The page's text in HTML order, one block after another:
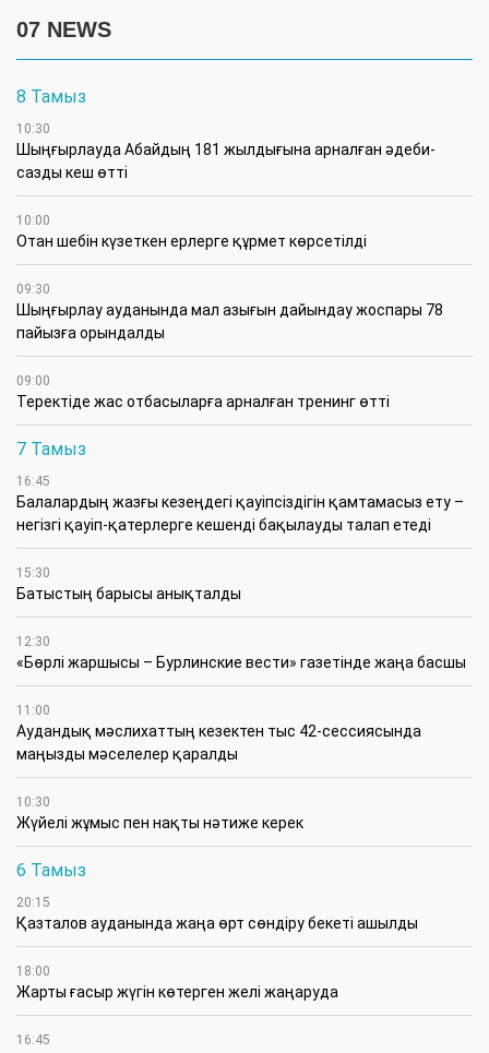
07 NEWS
8 Тамыз
10:30
Шыңғырлауда Абайдың 181 жылдығына арналған әдеби-
сазды кеш өтті
10:00
Отан шебін күзеткен ерлерге құрмет көрсетілді
09:30
​Шыңғырлау ауданында мал азығын дайындау жоспары 78
пайызға орындалды
09:00
​Теректіде жас отбасыларға арналған тренинг өтті
7 Тамыз
16:45
Балалардың жазғы кезеңдегі қауіпсіздігін қамтамасыз ету –
негізгі қауіп-қатерлерге кешенді бақылауды талап етеді
15:30
Батыстың барысы анықталды
12:30
«Бөрлі жаршысы – Бурлинские вести» газетінде жаңа басшы
11:00
Аудандық мәслихаттың кезектен тыс 42-сессиясында
маңызды мәселелер қаралды
10:30
Жүйелі жұмыс пен нақты нәтиже керек
6 Тамыз
20:15
Қазталов ауданында жаңа өрт сөндіру бекеті ашылды
18:00
Жарты ғасыр жүгін көтерген желі жаңаруда
16:45